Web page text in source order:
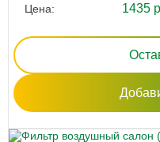
Цена: 1435